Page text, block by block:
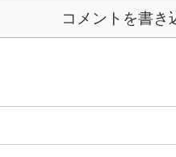
コメントを書き